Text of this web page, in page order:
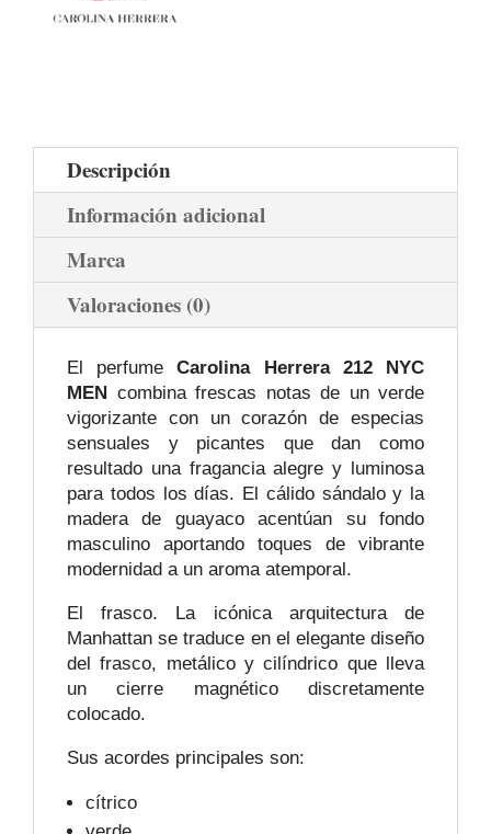
Descripción
Información adicional
Marca
Valoraciones (0)
El perfumeCarolina Herrera
212 NYC
MEN combina frescas notas de un verde
vigorizante con un corazón de especias
sensuales y picantes que dan como
resultado una fragancia alegre y luminosa
para todos los días. El cálido sándalo y la
madera de guayaco acentúan su fondo
masculino aportando toques de vibrante
modernidad a un aroma atemporal.
El frasco. La icónica arquitectura de
Manhattan se traduce en el elegante diseño
del frasco, metálico y cilíndrico que lleva
un cierre magnético discretamente
colocado.
Sus acordes principales son:
cítrico